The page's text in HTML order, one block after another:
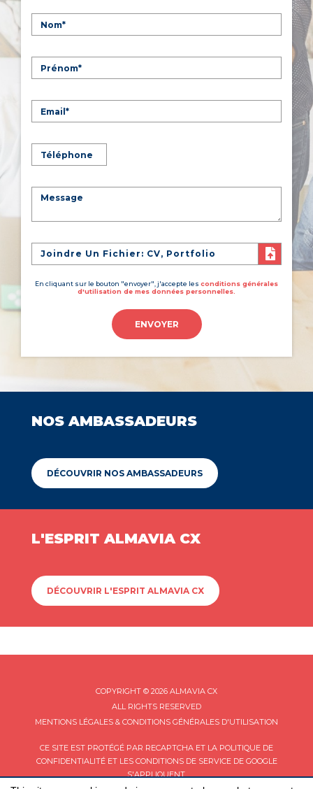
Joindre Un Fichier: CV, Portfolio
En cliquant sur le bouton "envoyer", j'accepte les conditions générales
d'utilisation de mes données personnelles.
ENVOYER
NOS AMBASSADEURS
DÉCOUVRIR NOS AMBASSADEURS
L'ESPRIT ALMAVIA CX
DÉCOUVRIR L'ESPRIT ALMAVIA CX
COPYRIGHT © 2026 ALMAVIA CX
ALL RIGHTS RESERVED
MENTIONS LÉGALES & CONDITIONS GÉNÉRALES D'UTILISATION
CE SITE EST PROTÉGÉ PAR RECAPTCHA ET LA POLITIQUE DE
CONFIDENTIALITÉET LES CONDITIONS DE SERVICEDE GOOGLE
S'APPLIQUENT.